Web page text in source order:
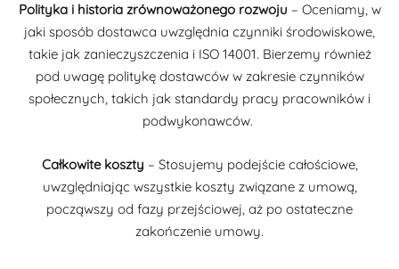
Polityka i historia zrównoważonego rozwoju – Oceniamy, w
jaki sposób dostawca uwzględnia czynniki środowiskowe,
takie jak zanieczyszczenia i ISO 14001. Bierzemy również
pod uwagę politykę dostawców w zakresie czynników
społecznych, takich jak standardy pracy pracowników i
podwykonawców.
Całkowite koszty – Stosujemy podejście całościowe,
uwzględniając wszystkie koszty związane z umową,
począwszy od fazy przejściowej, aż po ostateczne
zakończenie umowy.